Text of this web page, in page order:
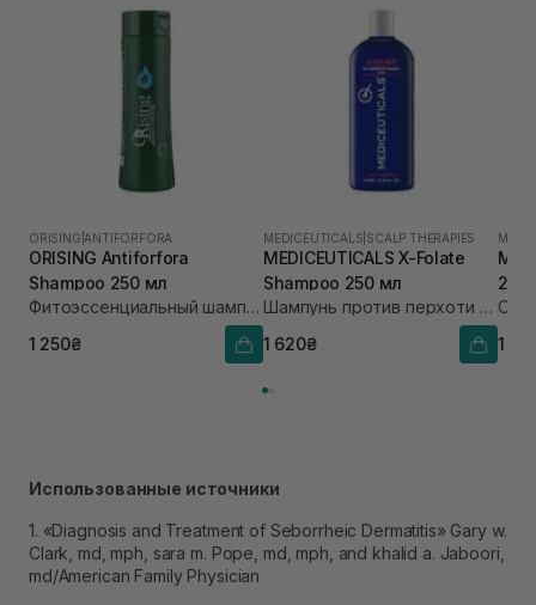
ORISING ANTIFORFORA
ORISING Antiforfora
Shampoo 250 мл
Фитоэссенциальный шампунь против перхоти
1 250₴
MEDICEUTICALS SCALP THERAPIES
MEDICEUTICALS X-Folate
Shampoo 250 мл
Шампунь против перхоти и себорейного дерматита
1 620₴
250
1
Использованные источники
1. «Diagnosis and Treatment of Seborrheic Dermatitis» Gary w.
Clark, md, mph, sara m. Pope, md, mph, and khalid a. Jaboori,
md/American Family Physician